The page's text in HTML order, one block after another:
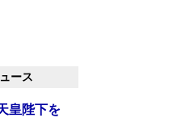
ース
皇陛下を